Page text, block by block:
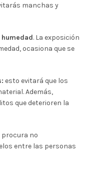
manchas y
. La exposición
ocasiona que se
esto evitará que los
Además,
que deterioren la
procura no
entre las personas